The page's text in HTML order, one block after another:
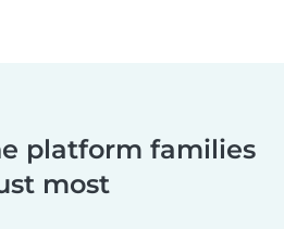
platform families
most